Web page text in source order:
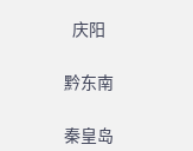
庆阳
黔东南
秦皇岛